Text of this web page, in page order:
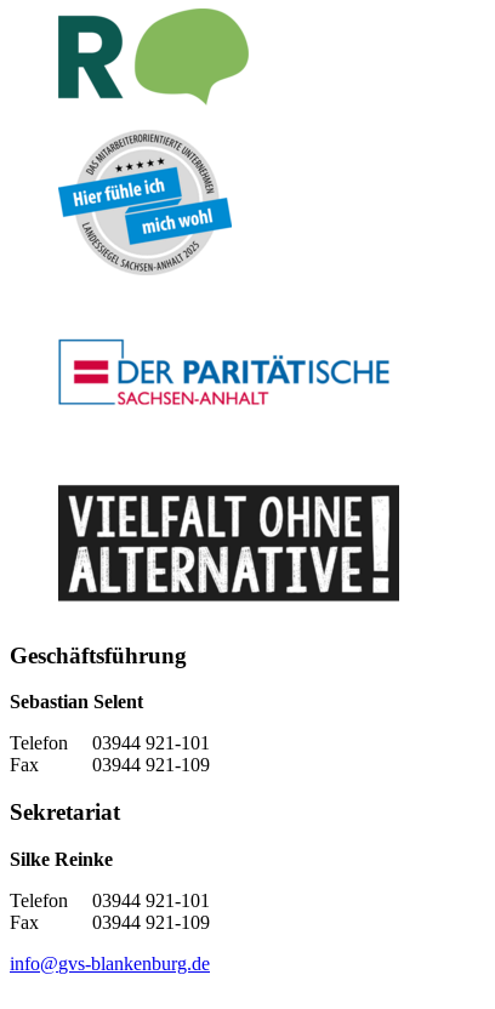
Geschäftsführung
Sebastian Selent
Telefon 03944 921-101
Fax 03944 921-109
Sekretariat
Silke Reinke
Telefon 03944 921-101
Fax 03944 921-109
info@gvs-blankenburg.de